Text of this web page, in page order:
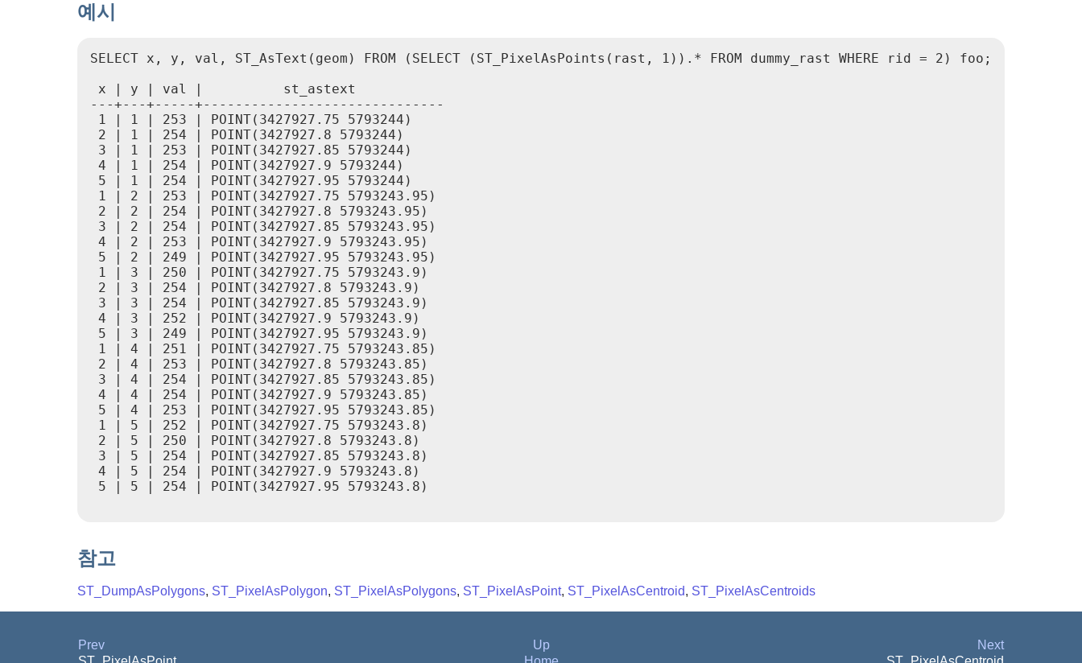
예시
SELECT x, y, val, ST_AsText(geom) FROM (SELECT (ST_PixelAsPoints(rast, 1)).* FROM dummy_rast WHERE rid = 2) foo;
x | y | val |          st_astext
---+---+-----+------------------------------
1 | 1 | 253 | POINT(3427927.75 5793244)
2 | 1 | 254 | POINT(3427927.8 5793244)
3 | 1 | 253 | POINT(3427927.85 5793244)
4 | 1 | 254 | POINT(3427927.9 5793244)
5 | 1 | 254 | POINT(3427927.95 5793244)
1 | 2 | 253 | POINT(3427927.75 5793243.95)
2 | 2 | 254 | POINT(3427927.8 5793243.95)
3 | 2 | 254 | POINT(3427927.85 5793243.95)
4 | 2 | 253 | POINT(3427927.9 5793243.95)
5 | 2 | 249 | POINT(3427927.95 5793243.95)
1 | 3 | 250 | POINT(3427927.75 5793243.9)
2 | 3 | 254 | POINT(3427927.8 5793243.9)
3 | 3 | 254 | POINT(3427927.85 5793243.9)
4 | 3 | 252 | POINT(3427927.9 5793243.9)
5 | 3 | 249 | POINT(3427927.95 5793243.9)
1 | 4 | 251 | POINT(3427927.75 5793243.85)
2 | 4 | 253 | POINT(3427927.8 5793243.85)
3 | 4 | 254 | POINT(3427927.85 5793243.85)
4 | 4 | 254 | POINT(3427927.9 5793243.85)
5 | 4 | 253 | POINT(3427927.95 5793243.85)
1 | 5 | 252 | POINT(3427927.75 5793243.8)
2 | 5 | 250 | POINT(3427927.8 5793243.8)
3 | 5 | 254 | POINT(3427927.85 5793243.8)
4 | 5 | 254 | POINT(3427927.9 5793243.8)
5 | 5 | 254 | POINT(3427927.95 5793243.8)
참고
ST_DumpAsPolygons, ST_PixelAsPolygon, ST_PixelAsPolygons, ST_PixelAsPoint, ST_PixelAsCentroid, ST_PixelAsCentroids
Prev Up
Next